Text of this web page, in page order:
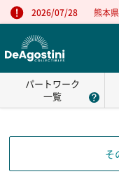
2026/07/28 熊本
パートワーク
一覧
そ